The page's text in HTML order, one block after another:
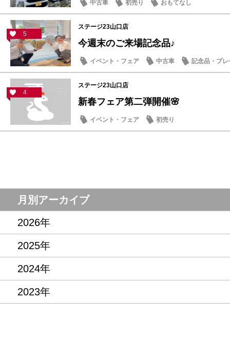
中古車 初売り おもてなし
5
ステージ23山口店
今週末のご来場記念品♪
イベント・フェア 中古車 記念品・プレ
4
ステージ23山口店
新春フェア第二弾開催🌸
イベント・フェア 初売り
月別アーカイブ
2026年
2025年
2024年
2023年